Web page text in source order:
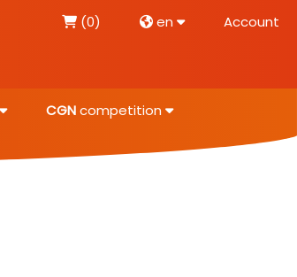
(0) en Account
CGNcompetition